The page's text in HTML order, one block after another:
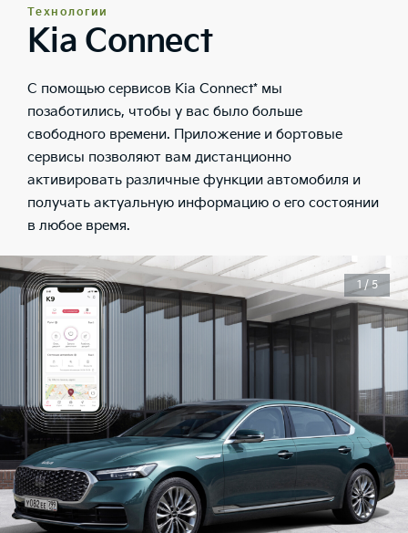
Технологии
Kia Connect
С помощью сервисов Kia Connect* мы
позаботились, чтобы у вас было больше
свободного времени. Приложение и бортовые
сервисы позволяют вам дистанционно
активировать различные функции автомобиля и
получать актуальную информацию о его состоянии
в любое время.
1 / 5